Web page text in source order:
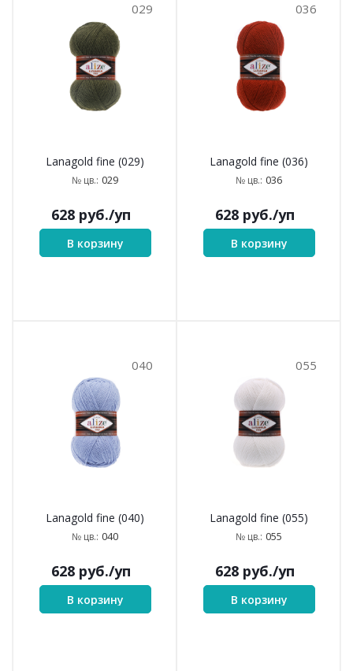
029
Lanagold fine (029)
№ цв.: 029
628 руб./уп
В корзину
036
Lanagold fine (036)
№ цв.: 036
628 руб./уп
В корзину
040
Lanagold fine (040)
№ цв.: 040
628 руб./уп
В корзину
055
Lanagold fine (055)
№ цв.: 055
628 руб./уп
В корзину